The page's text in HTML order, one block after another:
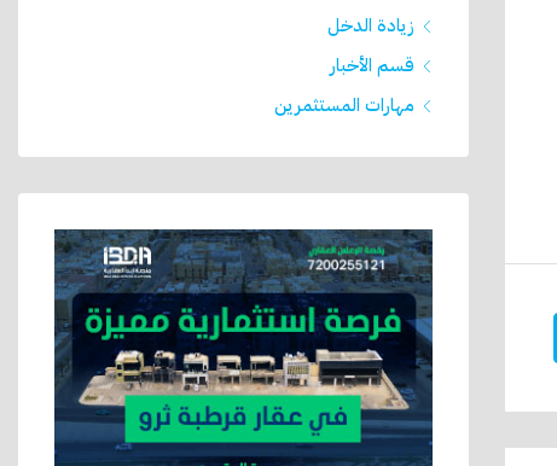
زيادة الدخل
قسم الأخبار
مهارات المستثمرين